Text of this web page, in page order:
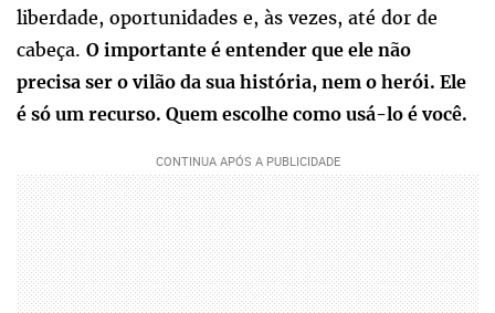
liberdade, oportunidades e, às vezes, até dor de
cabeça. O importante é entender que ele não
precisa ser o vilão da sua história, nem o herói. Ele
é só um recurso. Quem escolhe como usá-lo é você.